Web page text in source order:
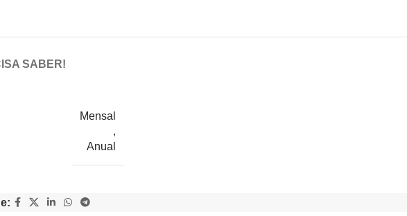
SABER!
Mensal
,
Anual